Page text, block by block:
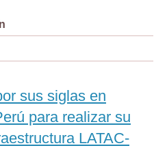
sus siglas en
para realizar su
LATAC-